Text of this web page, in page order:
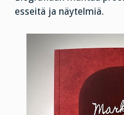
esseitä ja näytelmiä.